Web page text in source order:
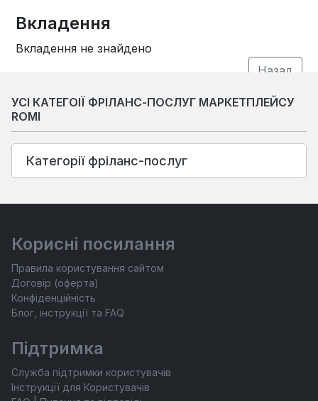
Вкладення
Вкладення не знайдено
УСІ КАТЕГОІЇ ФРІЛАНС-ПОСЛУГ МАРКЕТПЛЕЙСУ
ROMI
Категорії фріланс-послуг
Корисні посилання
Правила користування сайтом
Договір (оферта)
Конфіденційність
Блог, інструкції та FAQ
Підтримка
Служба підтримки користувачів
Інструкції для Користувачів